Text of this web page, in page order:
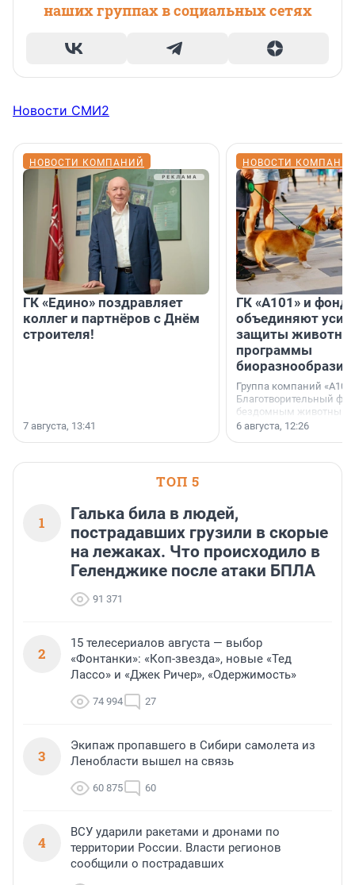
наших группах в социальных сетях
Новости СМИ2
НОВОСТИ КОМПАНИЙ
ГК «Едино» поздравляет
коллег и партнёров с Днём
строителя!
7 августа, 13:41
НОВОСТИ
ГК «А101» и фонд
объединяют
защиты
программы
биоразнообразия
Группа компаний
Благотворительный
бездомным животным
заключили соглашение
6 августа, 12:26
ТОП 5
1
Галька била в людей,
пострадавших грузили в скорые
на лежаках. Что происходило в
Геленджике после атаки БПЛА
91 371
2
15 телесериалов августа — выбор
«Фонтанки»: «Коп-звезда», новые «Тед
Лассо» и «Джек Ричер», «Одержимость»
74 994 27
3
Экипаж пропавшего в Сибири самолета из
Ленобласти вышел на связь
60 875 60
4
ВСУ ударили ракетами и дронами по
территории России. Власти регионов
сообщили о пострадавших